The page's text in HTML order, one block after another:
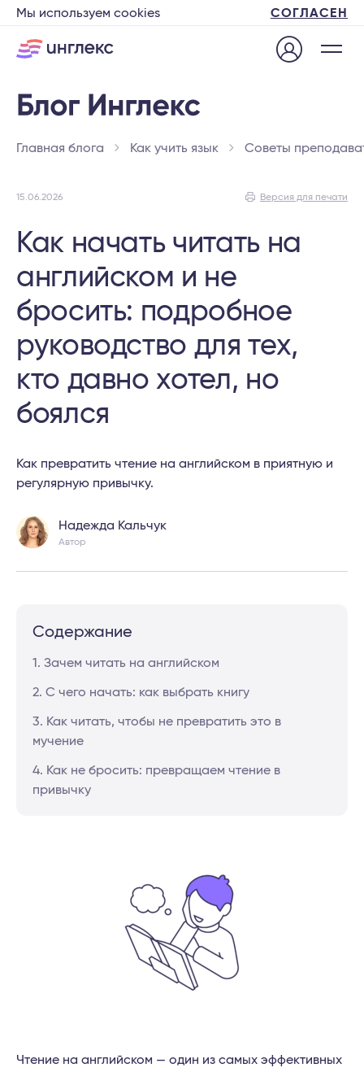
Мы используем cookies СОГЛАСЕН
Главная блога Как учить язык Советы
15.06.2026 Версия для печати
Как начать читать на
английском и не
бросить: подробное
руководство для тех,
кто давно хотел, но
боялся
Как превратить чтение на английском в приятную и
регулярную привычку.
Надежда Кальчук
Автор
Содержание
1. Зачем читать на английском
2. С чего начать: как выбрать книгу
3. Как читать, чтобы не превратить это в
мучение
4. Как не бросить: превращаем чтение в
привычку
Чтение на английском — один из самых эффективных